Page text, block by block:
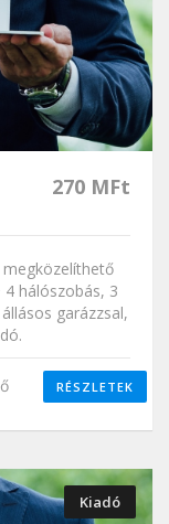
270 MFt
megközelíthető
hálószobás, 3
garázzsal,
RÉSZLETEK
Kiadó